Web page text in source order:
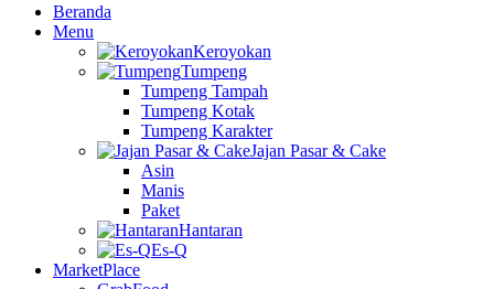
Beranda
Menu
Keroyokan
Tumpeng
Tumpeng Tampah
Tumpeng Kotak
Tumpeng Karakter
Jajan Pasar & Cake
Asin
Manis
Paket
Hantaran
Es-Q
MarketPlace